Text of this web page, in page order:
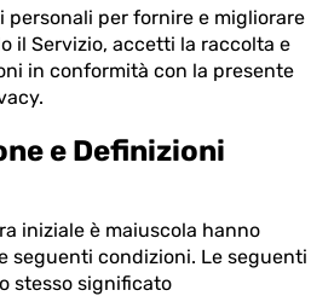
personali per fornire e migliorare
il Servizio, accetti la raccolta e
in conformità con la presente
e Definizioni
iniziale è maiuscola hanno
seguenti condizioni. Le seguenti
stesso significato